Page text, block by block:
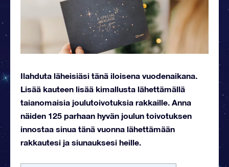
Ilahduta läheisiäsi tänä iloisena vuodenaikana.
Lisää kauteen lisää kimallusta lähettämällä
taianomaisia joulutoivotuksia rakkaille. Anna
näiden 125 parhaan hyvän joulun toivotuksen
innostaa sinua tänä vuonna lähettämään
rakkautesi ja siunauksesi heille.